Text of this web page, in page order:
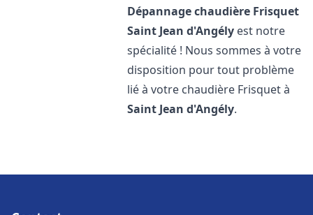
Dépannage chaudière Frisquet
Saint Jean d'Angély est notre
spécialité ! Nous sommes à votre
disposition pour tout problème
lié à votre chaudière Frisquet à
Saint Jean d'Angély.